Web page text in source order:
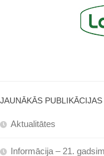
JAUNĀKĀS PUBLIKĀCIJAS
Aktualitātes
Informācija – 21.